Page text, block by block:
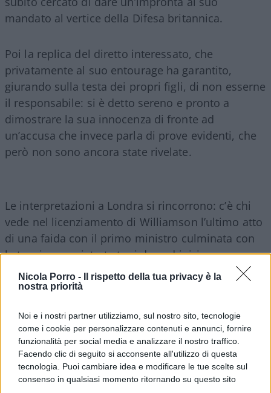
Nicola Porro -
Il rispetto della tua privacy è la
nostra priorità
Noi e i nostri partner utilizziamo, sul nostro sito, tecnologie
come i cookie per personalizzare contenuti e annunci, fornire
funzionalità per social media e analizzare il nostro traffico.
Facendo clic di seguito si acconsente all'utilizzo di questa
tecnologia. Puoi cambiare idea e modificare le tue scelte sul
consenso in qualsiasi momento ritornando su questo sito
mandato al vertice della Difesa britannica.
Poi la replica del diretto interessato, che
privatamente al suo entourage ha garantito,
giurando sulla testa dei propri figli, di non esserne
il responsabile: si è detto sereno e pronto a
dimostrare la sua innocenza di fronte ad
un’accusa che invece parla di prove evidenti, che
però non sono ancora state rivelate.
Le interpretazioni a Londra si rincorrono: c’è chi
vede nel licenziamento di Williamson l’ultimo atto
di una faida con il primo ministro culminata con
la tensione registrata tra i due ad inizio mese,
durante la riunione fiume del governo per
decidere cosa farne di Brexit, a pochi giorni dalla
Withdrawal Agreement, già bocciato tre volte.
Anche in quell’occasione alcune rivelazioni
giunsero alla stampa nonostante il divieto
assoluto di comunicare con l’esterno, requisendo i
cellulari dei presenti.Remainer, Williamson con il